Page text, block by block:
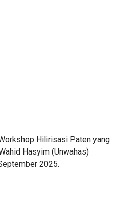
Hilirisasi Paten yang
Hasyim (Unwahas)
2025.